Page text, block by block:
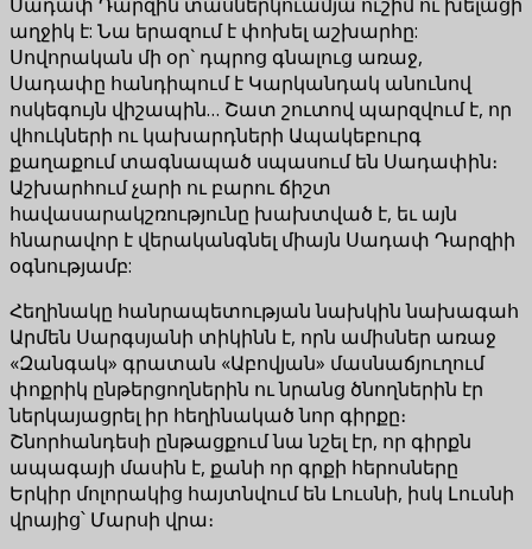
աղջիկ է: Նա երազում է փոխել աշխարհը:
Սովորական մի օր` դպրոց գնալուց առաջ,
Սադափը հանդիպում է Կարկանդակ անունով
ոսկեգույն վիշապին… Շատ շուտով պարզվում է, որ
վհուկների ու կախարդների Ապակեբուրգ
քաղաքում տագնապած սպասում են Սադափին։
Աշխարհում չարի ու բարու ճիշտ
հավասարակշռությունը խախտված է, եւ այն
հնարավոր է վերականգնել միայն Սադափ Դարզիի
օգնությամբ:
Հեղինակը հանրապետության նախկին նախագահ
Արմեն Սարգսյանի տիկինն է, որն ամիսներ առաջ
«Զանգակ» գրատան «Աբովյան» մասնաճյուղում
փոքրիկ ընթերցողներին ու նրանց ծնողներին էր
ներկայացրել իր հեղինակած նոր գիրքը։
Շնորհանդեսի ընթացքում նա նշել էր, որ գիրքն
ապագայի մասին է, քանի որ գրքի հերոսները
Երկիր մոլորակից հայտնվում են Լուսնի, իսկ Լուսնի
վրայից՝ Մարսի վրա։